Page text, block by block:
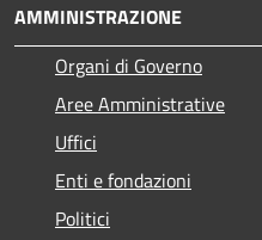
AMMINISTRAZIONE
Organi di Governo
Aree Amministrative
Uffici
Enti e fondazioni
Politici